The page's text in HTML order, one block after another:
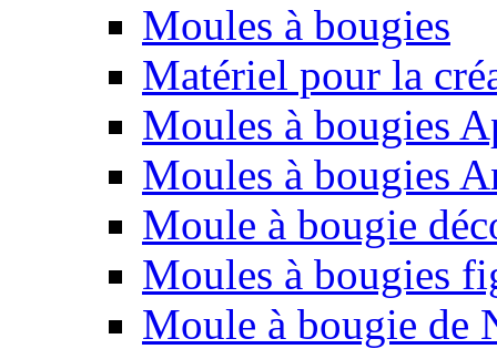
Moules à bougies
Matériel pour la
Moules à bougies
Moules à bougies
Moule à bougie
Moules à bougies
Moule à bougie de